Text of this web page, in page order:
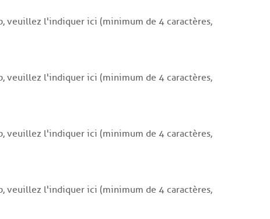
veuillez l'indiquer ici (minimum de 4 caractères,
veuillez l'indiquer ici (minimum de 4 caractères,
veuillez l'indiquer ici (minimum de 4 caractères,
veuillez l'indiquer ici (minimum de 4 caractères,